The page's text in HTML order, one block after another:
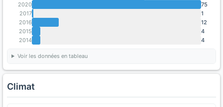
2020
75
2017
1
2016
12
2015
4
2014
4
Voir les données en tableau
Climat